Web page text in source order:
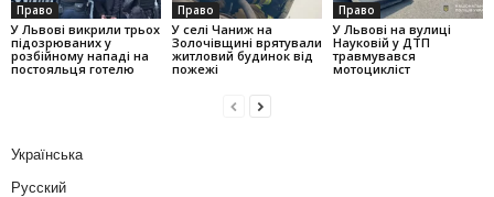
Право
У Львові викрили трьох
підозрюваних у
розбійному нападі на
постояльця готелю
Право
У селі Чаниж на
Золочівщині врятували
житловий будинок від
пожежі
Право
У Львові на вулиці
Науковій у ДТП
травмувався
мотоцикліст
Українська
Русский